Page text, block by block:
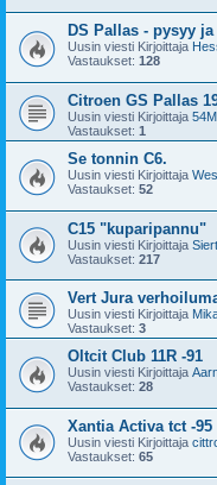
DS Pallas - pysyy
Uusin viesti Kirjoittaja
Vastaukset: 128
Citroen GS Pallas
Uusin viesti Kirjoittaja
Vastaukset: 1
Se tonnin C6.
Uusin viesti Kirjoittaja
Vastaukset: 52
C15 "kuparipannu"
Uusin viesti Kirjoittaja Siert
Vastaukset: 217
Vert Jura
Uusin viesti Kirjoittaja
Vastaukset: 3
Oltcit Club 11R -91
Uusin viesti Kirjoittaja
Vastaukset: 28
Xantia Activa tct -95
Uusin viesti Kirjoittaja
Vastaukset: 65